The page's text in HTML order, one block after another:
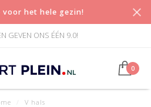
voor het hele gezin!
GEVEN ONS ÉÉN 9.0!
0
V hals